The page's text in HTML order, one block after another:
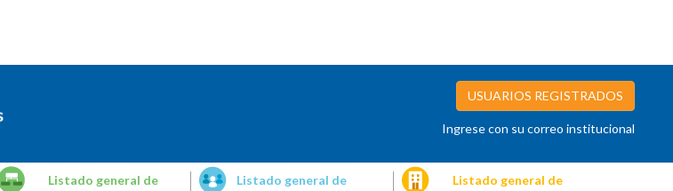
USUARIOS REGISTRADOS
Ingrese con su correo institucional
Listado general de
Listado general de
Listado general de